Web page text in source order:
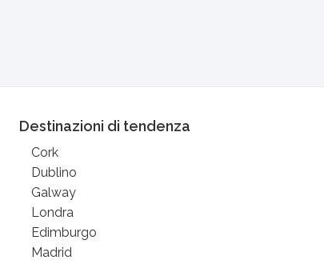
Destinazioni di tendenza
Cork
Dublino
Galway
Londra
Edimburgo
Madrid